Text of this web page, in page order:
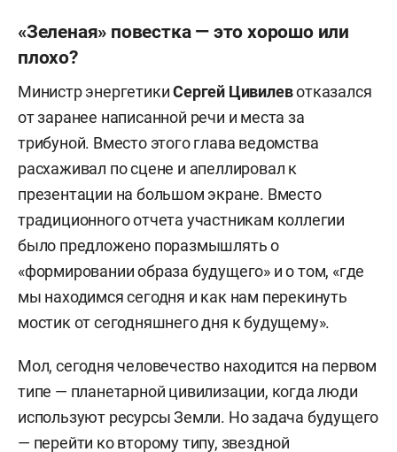
«Зеленая» повестка — это хорошо или
плохо?
Министр энергетикиСергей Цивилевотказался
от заранее написанной речи и места за
трибуной. Вместо этого глава ведомства
расхаживал по сцене и апеллировал к
презентации на большом экране. Вместо
традиционного отчета участникам коллегии
было предложено поразмышлять о
«формировании образа будущего» и о том, «где
мы находимся сегодня и как нам перекинуть
мостик от сегодняшнего дня к будущему».
Мол, сегодня человечество находится на первом
типе — планетарной цивилизации, когда люди
используют ресурсы Земли. Но задача будущего
— перейти ко второму типу, звездной